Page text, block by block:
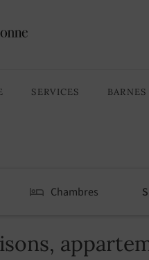
SERVICES BARNES
Chambres